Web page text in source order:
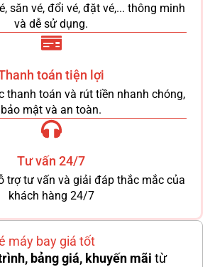
săn vé, đổi vé, đặt vé,... thông minh
và dễ sử dụng.
toán tiện lợi
thanh toán và rút tiền nhanh chóng,
bảo mật và an toàn.
Tư vấn 24/7
trợ tư vấn và giải đáp thắc mắc của
khách hàng 24/7
máy bay giá tốt
bảng giá, khuyến mãi từ